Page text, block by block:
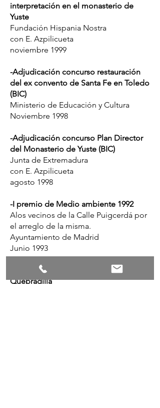
interpretación en el monasterio de
Yuste
Fundación Hispania Nostra
con E. Azpilicueta
noviembre 1999
-Adjudicación concurso restauración
del ex convento de Santa Fe en Toledo
(BIC)
Ministerio de Educación y Cultura
Noviembre 1998
-Adjudicación concurso Plan Director
del Monasterio de Yuste (BIC)
Junta de Extremadura
con E. Azpilicueta
agosto 1998
-I premio de Medio ambiente 1992
Alos vecinos de la Calle Puigcerdá por
el arreglo de la misma.
Ayuntamiento de Madrid
Junio 1993
-Accesit concurso parque de la
Quebradilla